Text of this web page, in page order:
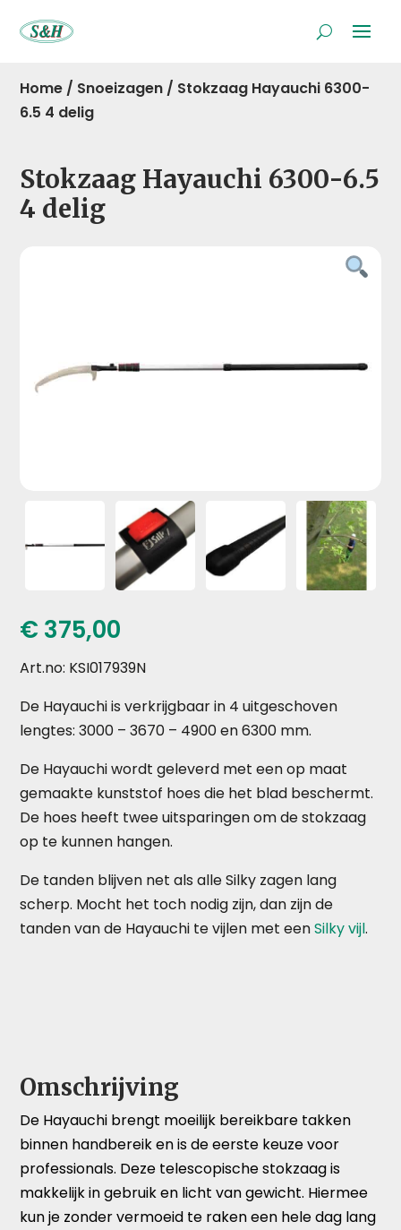
Home / Snoeizagen / Stokzaag Hayauchi 6300-
6.5 4 delig
Stokzaag Hayauchi 6300-6.5
4 delig
€ 375,00
Art.no: KSI017939N
De Hayauchi is verkrijgbaar in 4 uitgeschoven
lengtes: 3000 – 3670 – 4900 en 6300 mm.
De Hayauchi wordt geleverd met een op maat
gemaakte kunststof hoes die het blad beschermt.
De hoes heeft twee uitsparingen om de stokzaag
op te kunnen hangen.
De tanden blijven net als alle Silky zagen lang
scherp. Mocht het toch nodig zijn, dan zijn de
tanden van de Hayauchi te vijlen met eenSilky vijl.
Omschrijving
De Hayauchi brengt moeilijk bereikbare takken
binnen handbereik en is de eerste keuze voor
professionals. Deze telescopische stokzaag is
makkelijk in gebruik en licht van gewicht. Hiermee
kun je zonder vermoeid te raken een hele dag lang